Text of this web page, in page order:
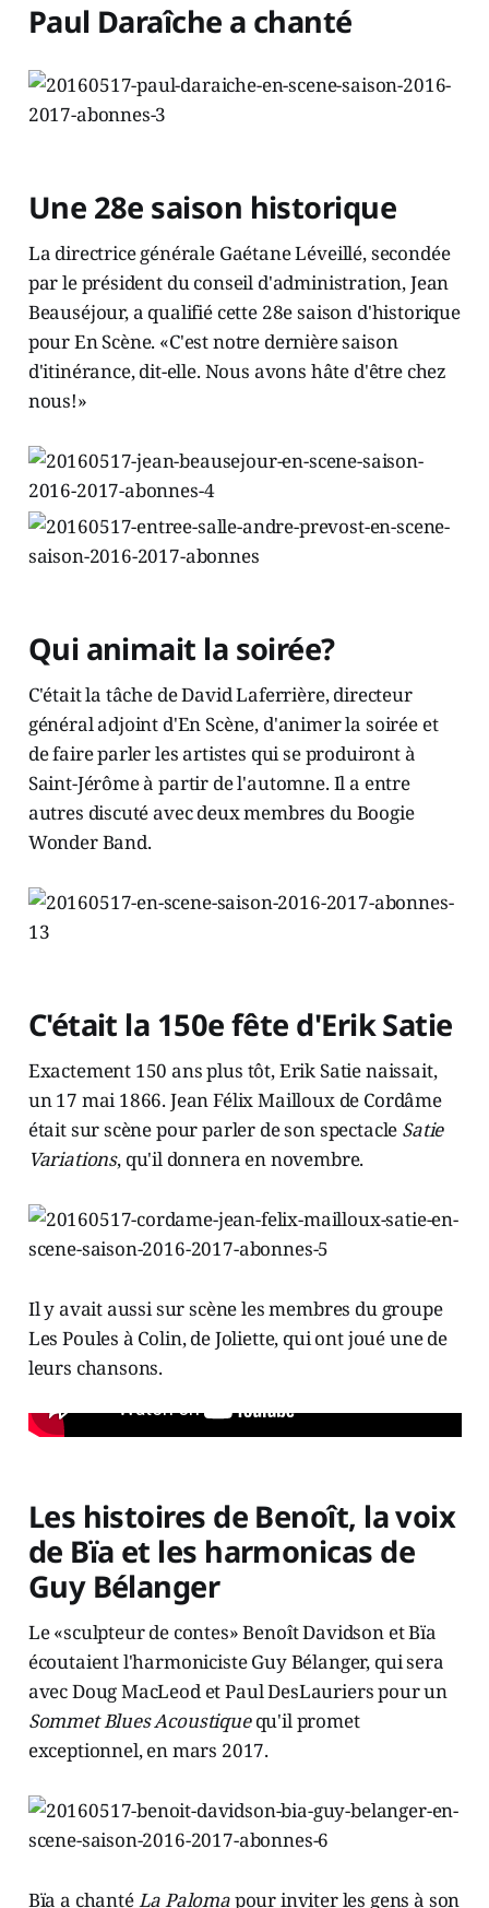
Paul Daraîche a chanté
Une 28e saison historique
La directrice générale Gaétane Léveillé, secondée
par le président du conseil d'administration, Jean
Beauséjour, a qualifié cette 28e saison d'historique
pour En Scène. «C'est notre dernière saison
d'itinérance, dit-elle. Nous avons hâte d'être chez
nous!»
Qui animait la soirée?
C'était la tâche de David Laferrière, directeur
général adjoint d'En Scène, d'animer la soirée et
de faire parler les artistes qui se produiront à
Saint-Jérôme à partir de l'automne. Il a entre
autres discuté avec deux membres du Boogie
Wonder Band.
C'était la 150e fête d'Erik Satie
Exactement 150 ans plus tôt, Erik Satie naissait,
un 17 mai 1866. Jean Félix Mailloux de Cordâme
était sur scène pour parler de son spectacle Satie
Variations, qu'il donnera en novembre.
Il y avait aussi sur scène les membres du groupe
Les Poules à Colin, de Joliette, qui ont joué une de
leurs chansons.
Les histoires de Benoît, la voix
de Bïa et les harmonicas de
Guy Bélanger
Le «sculpteur de contes» Benoît Davidson et Bïa
écoutaient l'harmoniciste Guy Bélanger, qui sera
avec Doug MacLeod et Paul DesLauriers pour un
Sommet Blues Acoustiquequ'il promet
exceptionnel, en mars 2017.
Bïa a chantéLa Palomapour inviter les gens à son